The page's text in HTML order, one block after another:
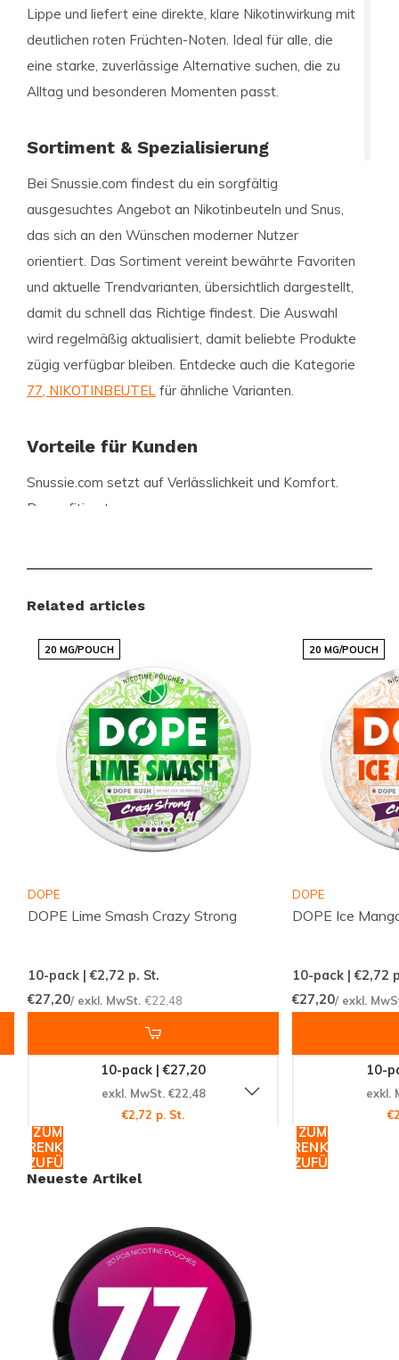
Lippe und liefert eine direkte, klare Nikotinwirkung mit
deutlichen roten Früchten-Noten. Ideal für alle, die
eine starke, zuverlässige Alternative suchen, die zu
Alltag und besonderen Momenten passt.
Sortiment & Spezialisierung
Bei Snussie.com findest du ein sorgfältig
ausgesuchtes Angebot an Nikotinbeuteln und Snus,
das sich an den Wünschen moderner Nutzer
orientiert. Das Sortiment vereint bewährte Favoriten
und aktuelle Trendvarianten, übersichtlich dargestellt,
damit du schnell das Richtige findest. Die Auswahl
wird regelmäßig aktualisiert, damit beliebte Produkte
zügig verfügbar bleiben. Entdecke auch die Kategorie
77, NIKOTINBEUTEL für ähnliche Varianten.
Vorteile für Kunden
Snussie.com setzt auf Verlässlichkeit und Komfort.
Du profitierst von:
Einem fair kalkulierten Sortiment beliebter
Marken
Regelmäßigen Neuheiten in Geschmack und
Varianten
Einer einfachen Bestellabwicklung über eine
klare Weboberfläche
Kundenservice, der bei Fragen unterstützt
Snussie.com legt Wert auf aktuelle Bestände,
transparente Kommunikation und hohe Erreichbarkeit.
Nikotinbeuteln berechenbar und angenehm. So
entsteht ein vertrauensvoller Ort für alle, die diskret
Produktmerkmale: Stärke: EXTRA STARK 15-25 MG.
Geschmack: OBST, ROTES OBST. Größe: SCHLANK.
Entdecke das komplette Sortiment an Nikotinbeuteln
und Snus aufSnussie.comund finde genau die
Variante, die zu deinem Moment passt. Vergleiche die
beliebtesten Marken auf
Snussie.com/brandsund
folge uns aufInstagram
77 Forest Fruits Extra Strong schnell und diskret.
Related articles
20 MG/POUCH
DOPE
DOPE Lime Smash Crazy Strong
10-pack | €2,72 p. St.
€27,20/ exkl. MwSt.€22,48
10-pack | €27,20
exkl. MwSt. €22,48
€2,72 p. St.
ZUM
WARENKORB
HINZUFÜGEN
20 MG/POUCH
DOPE
DOPE Ice
10-pack | €2,72
€27,20/ exkl.
10-
exkl.
ZUM
WARENKORB
HINZUFÜGEN
Neueste Artikel